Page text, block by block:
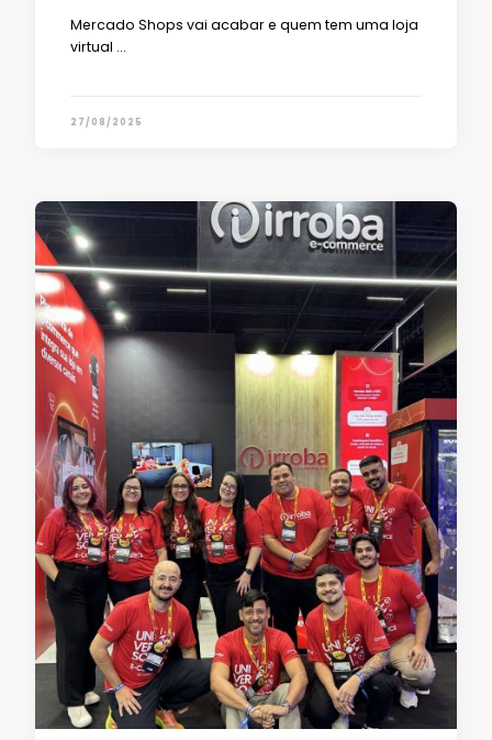
Mercado Shops vai acabar e quem tem uma loja
virtual …
27/08/2025